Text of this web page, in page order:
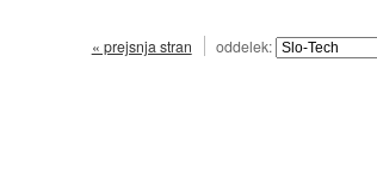
« prejsnja stran oddelek: